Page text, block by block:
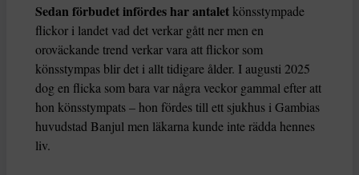
Sedan förbudet infördes har antalet könsstympade
flickor i landet vad det verkar gått ner men en
oroväckande trend verkar vara att flickor som
könsstympas blir det i allt tidigare ålder. I augusti 2025
dog en flicka som bara var några veckor gammal efter att
hon könsstympats – hon fördes till ett sjukhus i Gambias
huvudstad Banjul men läkarna kunde inte rädda hennes
liv.